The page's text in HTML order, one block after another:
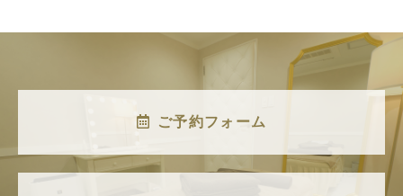
ご予約フォーム
Web予約
札幌大通院
Web予約